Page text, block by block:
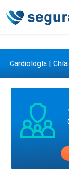
Cardiología | Chía